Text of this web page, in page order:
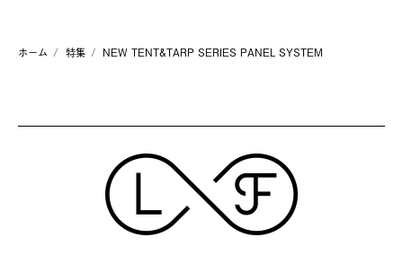
ホーム 特集 NEW TENT&TARP SERIES PANEL SYSTEM